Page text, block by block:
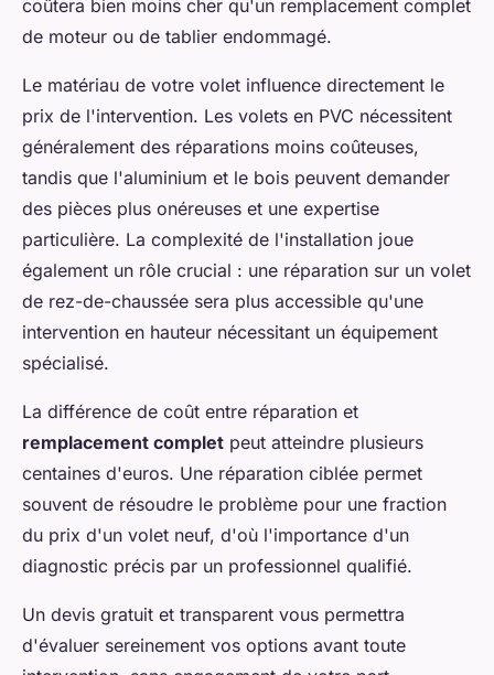
coûtera bien moins cher qu'un remplacement complet
de moteur ou de tablier endommagé.
Le matériau de votre volet influence directement le
prix de l'intervention. Les volets en PVC nécessitent
généralement des réparations moins coûteuses,
tandis que l'aluminium et le bois peuvent demander
des pièces plus onéreuses et une expertise
particulière. La complexité de l'installation joue
également un rôle crucial : une réparation sur un volet
de rez-de-chaussée sera plus accessible qu'une
intervention en hauteur nécessitant un équipement
spécialisé.
La différence de coût entre réparation et
remplacement complet peut atteindre plusieurs
centaines d'euros. Une réparation ciblée permet
souvent de résoudre le problème pour une fraction
du prix d'un volet neuf, d'où l'importance d'un
diagnostic précis par un professionnel qualifié.
Un devis gratuit et transparent vous permettra
d'évaluer sereinement vos options avant toute